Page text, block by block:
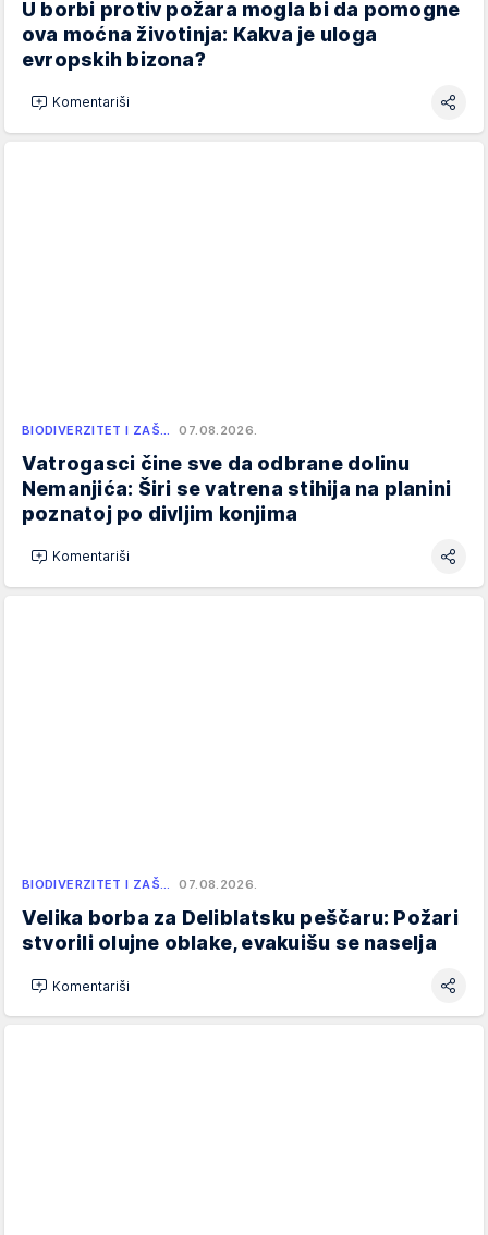
U borbi protiv požara mogla bi da pomogne
ova moćna životinja: Kakva je uloga
evropskih bizona?
Komentariši
BIODIVERZITET I ZAŠ… 07.08.2026.
Vatrogasci čine sve da odbrane dolinu
Nemanjića: Širi se vatrena stihija na planini
poznatoj po divljim konjima
Komentariši
BIODIVERZITET I ZAŠ… 07.08.2026.
Velika borba za Deliblatsku peščaru: Požari
stvorili olujne oblake, evakuišu se naselja
Komentariši